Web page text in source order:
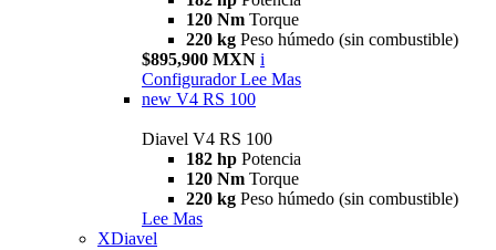
120 Nm Torque
220 kg Peso húmedo (sin combustible)
$895,900 MXN i
Configurador Lee Mas
new V4 RS 100
Diavel V4 RS 100
182 hp Potencia
120 Nm Torque
220 kg Peso húmedo (sin combustible)
Lee Mas
XDiavel